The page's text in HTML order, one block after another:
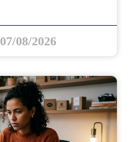
07/08/2026